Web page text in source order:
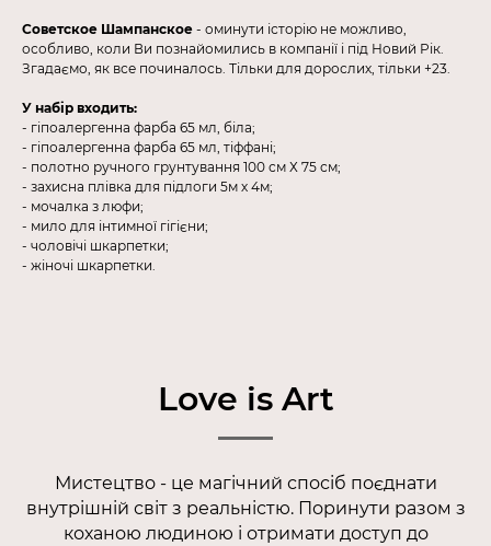
Советское Шампанское - оминути історію не можливо,
особливо, коли Ви познайомились в компанії і під Новий Рік.
Згадаємо, як все починалось. Тільки для дорослих, тільки +23.
У набір входить:
- гіпоалергенна фарба 65 мл, біла;
- гіпоалергенна фарба 65 мл, тіффані;
- полотно ручного грунтування 100 см Х 75 см;
- захисна плівка для підлоги 5м х 4м;
- мочалка з люфи;
- мило для інтимної гігієни;
- чоловічі шкарпетки;
- жіночі шкарпетки.
Love is Art
Мистецтво - це магічний спосіб поєднати
внутрішній світ з реальністю. Поринути разом з
коханою людиною і отримати доступ до